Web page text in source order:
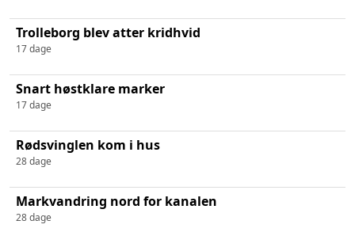
Trolleborg blev atter kridhvid
17 dage
Snart høstklare marker
17 dage
Rødsvinglen kom i hus
28 dage
Markvandring nord for kanalen
28 dage